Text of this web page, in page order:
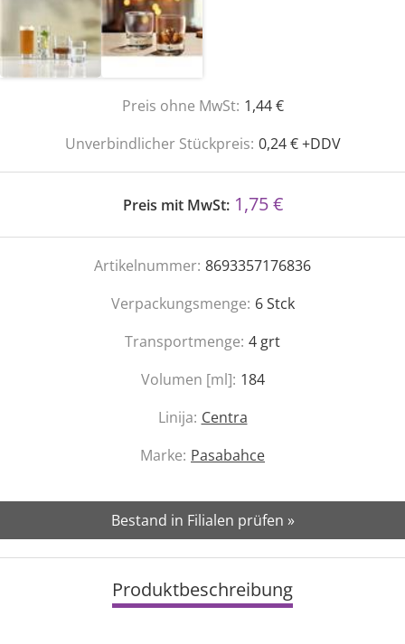
Preis ohne MwSt: 1,44 €
Unverbindlicher Stückpreis: 0,24 € +DDV
Preis mit MwSt: 1,75 €
Artikelnummer: 8693357176836
Verpackungsmenge: 6Stck
Transportmenge: 4 grt
Volumen [ml]: 184
Linija: Centra
Marke: Pasabahce
Bestand in Filialen prüfen »
Produktbeschreibung